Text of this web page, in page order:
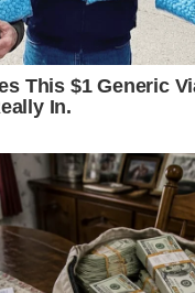
walaupun dengan
beliau secara